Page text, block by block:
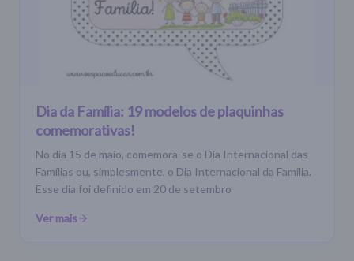
Dia da Família: 19 modelos de plaquinhas
comemorativas!
No dia 15 de maio, comemora-se o Dia Internacional das
Famílias ou, simplesmente, o Dia Internacional da Família.
Esse dia foi definido em 20 de setembro
Ver mais